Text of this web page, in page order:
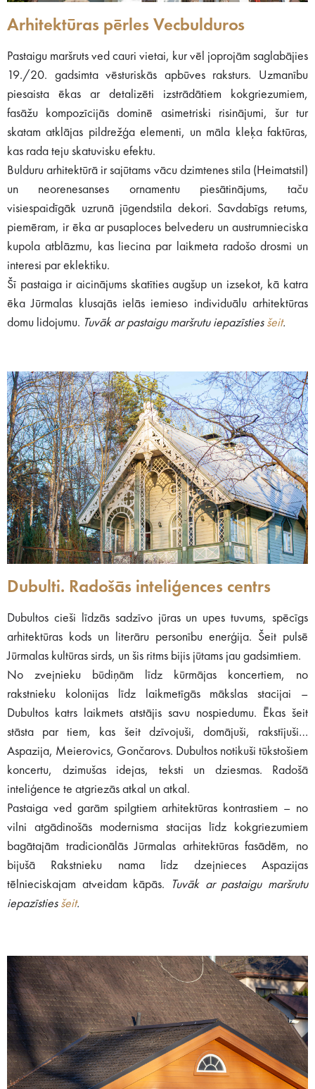
Arhitektūras pērles Vecbulduros
Pastaigu maršruts ved cauri vietai, kur vēl joprojām saglabājies
19./20. gadsimta vēsturiskās apbūves raksturs. Uzmanību
piesaista ēkas ar detalizēti izstrādātiem kokgriezumiem,
fasāžu kompozīcijās dominē asimetriski risinājumi, šur tur
skatam atklājas pildrežģa elementi, un māla kleķa faktūras,
kas rada teju skatuvisku efektu.
Bulduru arhitektūrā ir sajūtams vācu dzimtenes stila (Heimatstil)
un neorenesanses ornamentu piesātinājums, taču
visiespaidīgāk uzrunā jūgendstila dekori. Savdabīgs retums,
piemēram, ir ēka ar pusaploces belvederu un austrumnieciska
kupola atblāzmu, kas liecina par laikmeta radošo drosmi un
interesi par eklektiku.
Šī pastaiga ir aicinājums skatīties augšup un izsekot, kā katra
ēka Jūrmalas klusajās ielās iemieso individuālu arhitektūras
domu lidojumu. Tuvāk ar pastaigu maršrutu iepazīsties šeit.
Dubulti. Radošās inteliģences centrs
Dubultos cieši līdzās sadzīvo jūras un upes tuvums, spēcīgs
arhitektūras kods un literāru personību enerģija. Šeit pulsē
Jūrmalas kultūras sirds, un šis ritms bijis jūtams jau gadsimtiem.
No zvejnieku būdiņām līdz kūrmājas koncertiem, no
rakstnieku kolonijas līdz laikmetīgās mākslas stacijai –
Dubultos katrs laikmets atstājis savu nospiedumu. Ēkas šeit
stāsta par tiem, kas šeit dzīvojuši, domājuši, rakstījuši…
Aspazija, Meierovics, Gončarovs. Dubultos notikuši tūkstošiem
koncertu, dzimušas idejas, teksti un dziesmas. Radošā
inteliģence te atgriezās atkal un atkal.
Pastaiga ved garām spilgtiem arhitektūras kontrastiem – no
vilni atgādinošās modernisma stacijas līdz kokgriezumiem
bagātajām tradicionālās Jūrmalas arhitektūras fasādēm, no
bijušā Rakstnieku nama līdz dzejnieces Aspazijas
tēlnieciskajam atveidam kāpās.
Tuvāk ar pastaigu maršrutu
iepazīsties šeit.